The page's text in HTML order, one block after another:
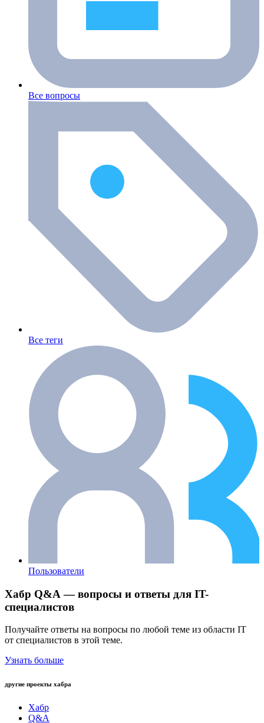
Все вопросы
Все теги
Пользователи
Хабр Q&A — вопросы и ответы для IT-
специалистов
Получайте ответы на вопросы по любой теме из области IT
от специалистов в этой теме.
Узнать больше
другие проекты хабра
Хабр
Q&A